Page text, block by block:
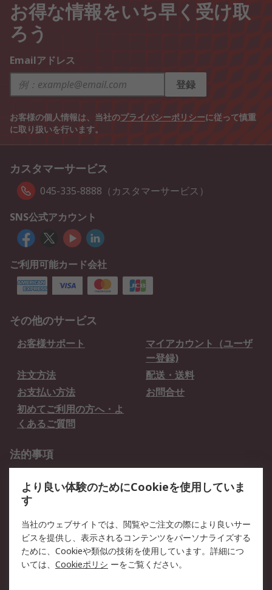
お得な情報をいち早く受け取
ろう
Emailアドレス
登録
お客様の個人情報は、当社のプライバシーポリシーに従って慎重
に取り扱いを行います。
カスタマーサービス
045-335-8888（カスタマーサービス）
SNS公式アカウント
ご利用可能カード会社
その他のサービス
お客様サポート
マイアカウント（ユーザ
ー登録)
注文方法
配送・送料
お支払い方法
お問合せ
初めてご利用の方へ・よ
くあるご質問
法的事項
クッキーポリシー
RSについて
会社概要
採用情報
プレスリリース＆お知ら
コーポレートサイト
より良い体験のためにCookieを使用していま
す
当社のウェブサイトでは、閲覧やご注文の際により良いサー
ビスを提供し、表示されるコンテンツをパーソナライズする
ために、Cookieや類似の技術を使用しています。詳細につ
いては、 Cookieポリシ ーをご覧ください。